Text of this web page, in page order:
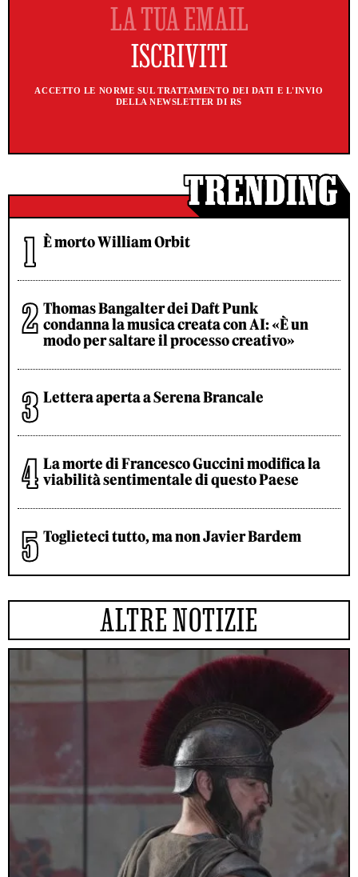
ACCETTO LE NORME SUL TRATTAMENTO DEI DATI E L'INVIO
DELLA NEWSLETTER DI RS
È morto William Orbit
Thomas Bangalter dei Daft Punk
condanna la musica creata con AI: «È un
modo per saltare il processo creativo»
Lettera aperta a Serena Brancale
La morte di Francesco Guccini modifica la
viabilità sentimentale di questo Paese
Toglieteci tutto, ma non Javier Bardem
ALTRE NOTIZIE